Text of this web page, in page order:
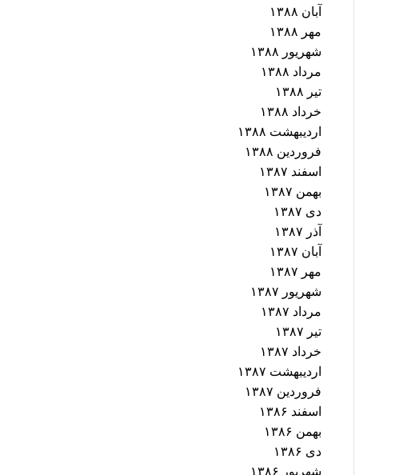
آبان ۱۳۸۸
مهر ۱۳۸۸
شهریور ۱۳۸۸
مرداد ۱۳۸۸
تیر ۱۳۸۸
خرداد ۱۳۸۸
اردیبهشت ۱۳۸۸
فروردین ۱۳۸۸
اسفند ۱۳۸۷
بهمن ۱۳۸۷
دی ۱۳۸۷
آذر ۱۳۸۷
آبان ۱۳۸۷
مهر ۱۳۸۷
شهریور ۱۳۸۷
مرداد ۱۳۸۷
تیر ۱۳۸۷
خرداد ۱۳۸۷
اردیبهشت ۱۳۸۷
فروردین ۱۳۸۷
اسفند ۱۳۸۶
بهمن ۱۳۸۶
دی ۱۳۸۶
شهریور ۱۳۸۶